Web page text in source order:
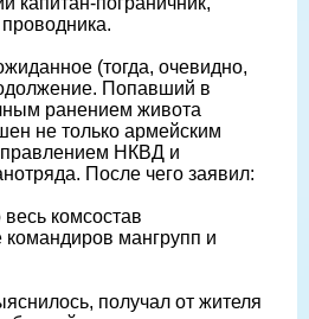
(тогда, очевидно,
Попавший в
ранением живота
не только армейским
НКВД и
После чего заявил:
комсостав
командиров мангрупп и
получал от жителя